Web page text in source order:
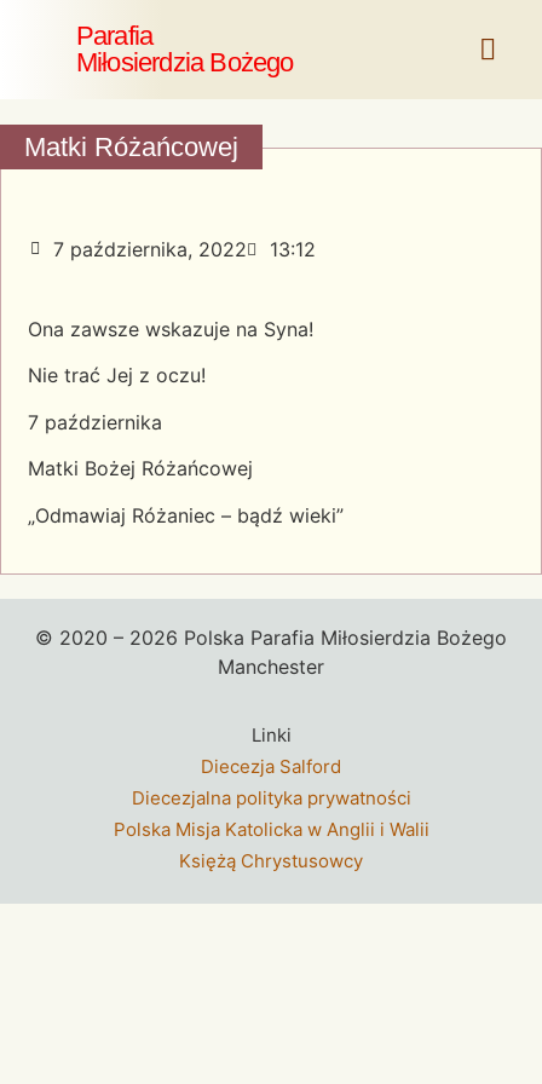
Parafia
Miłosierdzia Bożego
Matki Różańcowej
7 października, 2022 13:12
Ona zawsze wskazuje na Syna!
Nie trać Jej z oczu!
7 października
Matki Bożej Różańcowej
„Odmawiaj Różaniec – bądź wieki”
© 2020 – 2026 Polska Parafia Miłosierdzia Bożego
Manchester
Linki
Diecezja Salford
Diecezjalna polityka prywatności
Polska Misja Katolicka w Anglii i Walii
Księżą Chrystusowcy